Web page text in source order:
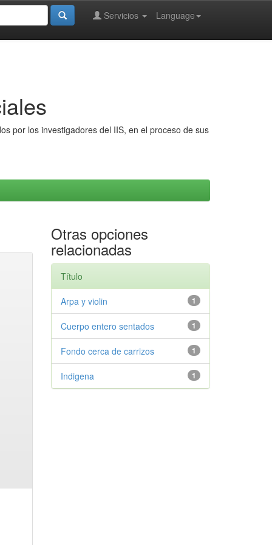
Language
Servicios
por los investigadores del IIS, en el proceso de sus
Otras opciones
relacionadas
Título
1
Arpa y violin
1
Cuerpo entero sentados
1
Fondo cerca de carrizos
1
Indigena